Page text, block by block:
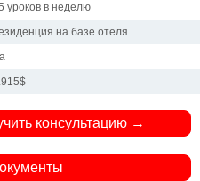
уроков в неделю
на базе отеля
консультацию →